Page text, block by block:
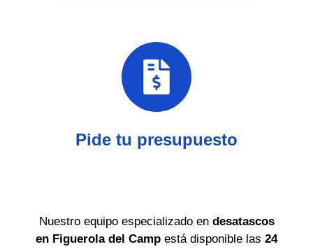
Pide tu presupuesto
Nuestro equipo especializado en desatascos
en Figuerola del Camp está disponible las 24